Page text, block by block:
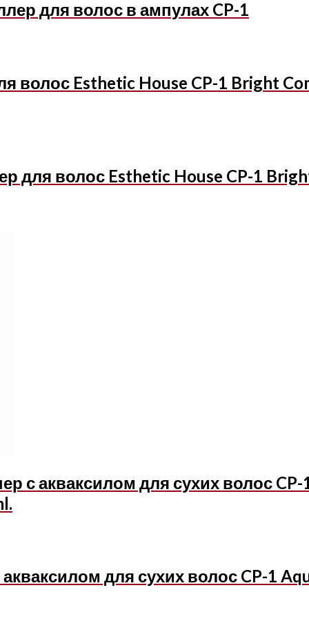
для волос в ампулах CP-1
Esthetic House CP-1 Bright
для волос Esthetic House CP-1
с акваксилом для сухих волос CP-
для сухих волос CP-1